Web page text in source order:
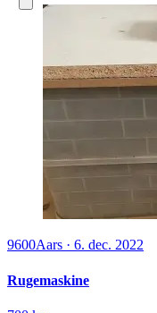
9600Aars · 6. dec. 2022
Rugemaskine